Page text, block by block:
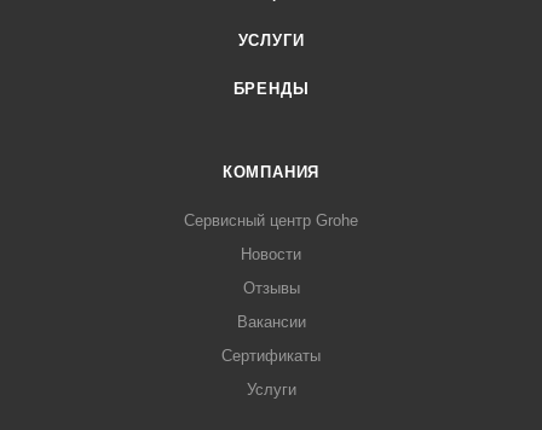
УСЛУГИ
БРЕНДЫ
КОМПАНИЯ
Сервисный центр Grohe
Новости
Отзывы
Вакансии
Сертификаты
Услуги